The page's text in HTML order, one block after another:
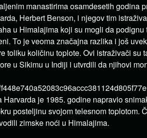
manastirima osamdesetih godina
Herbert Benson, i njegov tim
u Himalajima koji su mogli da podignu
To je veoma značajna razlika i još
toliku količinu toplote. Ovi istraživači su
u Sikimu u Indiji i utvrdili da njihovi
Harvarda je 1985. godine napravio
posteljinu svojom telesnom toplotom.
zimske noći u Himalajima.